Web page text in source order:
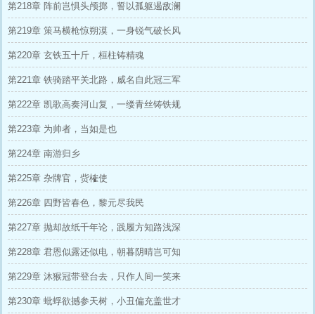
第218章 阵前岂惧头颅掷，誓以孤躯遏敌澜
第219章 策马横枪惊朔漠，一身锐气破长风
第220章 玄铁五十斤，桓柱铸精魂
第221章 铁骑踏平关北路，威名自此冠三军
第222章 凯歌高奏河山复，一缕青丝铸铁规
第223章 为帅者，当如是也
第224章 南游归乡
第225章 杂牌官，赀榷使
第226章 四野皆春色，黎元尽我民
第227章 抛却故纸千年论，践履方知路浅深
第228章 君恩似露还似电，朝暮阴晴岂可知
第229章 沐猴冠带登台去，只作人间一笑来
第230章 蚍蜉欲撼参天树，小丑偏充盖世才